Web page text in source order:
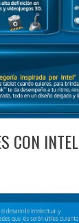
CON INTEL